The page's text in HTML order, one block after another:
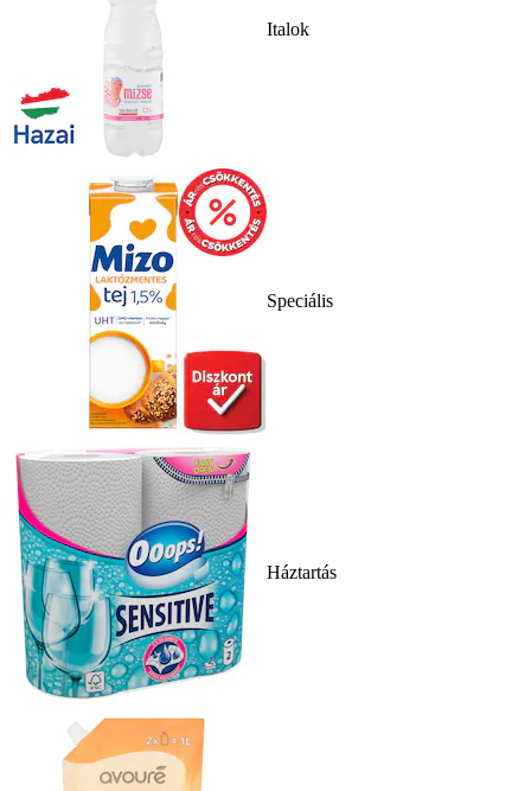
Italok
Speciális
Háztartás